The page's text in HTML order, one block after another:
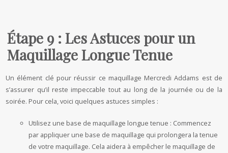
Étape 9 : Les Astuces pour un
Maquillage Longue Tenue
Un élément clé pour réussir ce maquillage Mercredi Addams est de
s’assurer qu’il reste impeccable tout au long de la journée ou de la
soirée. Pour cela, voici quelques astuces simples :
Utilisez une base de maquillage longue tenue : Commencez
par appliquer une base de maquillage qui prolongera la tenue
de votre maquillage. Cela aidera à empêcher le maquillage de